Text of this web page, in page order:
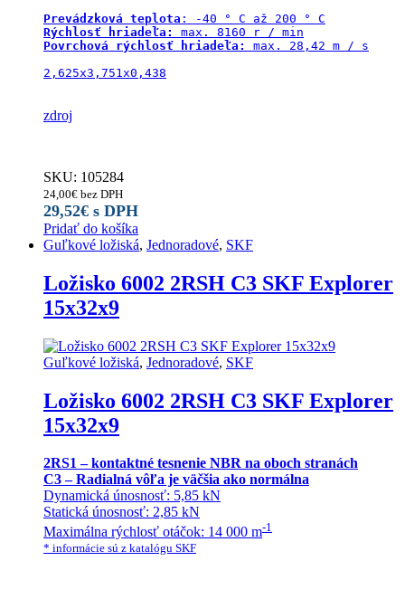
Prevádzková teplota
Rýchlosť hriadeľa:
Povrchová rýchlosť hriadeľa: max. 28,42 m / s
2,625x3,751x0,438
zdroj
SKU: 105284
24,00€ bez DPH
29,52€ s DPH
Pridať do košíka
Guľkové ložiská, Jednoradové, SKF
Ložisko 6002 2RSH C3 SKF Explorer
15x32x9
Guľkové ložiská, Jednoradové, SKF
Ložisko 6002 2RSH C3 SKF Explorer
15x32x9
2RS1 – kontaktné tesnenie NBR na oboch stranách
C3 – Radialná vôľa je väčšia ako normálna
Dynamická únosnosť: 5,85 kN
Statická únosnosť: 2,85 kN
Maximálna rýchlosť otáčok: 14 000 m-1
* informácie sú z katalógu SKF